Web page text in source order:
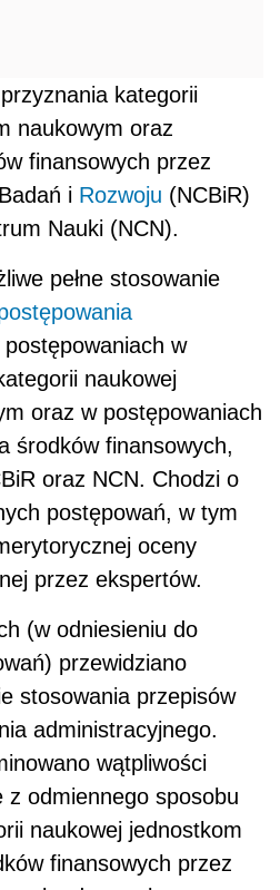
kategorii
naukowym oraz
finansowych przez
i Rozwoju (NCBiR)
Nauki (NCN).
pełne stosowanie
postępowaniach w
naukowej
oraz w postępowaniach
środków finansowych,
oraz NCN. Chodzi o
postępowań, w tym
oceny
przez ekspertów.
(w odniesieniu do
przewidziano
stosowania przepisów
administracyjnego.
wątpliwości
z odmiennego sposobu
naukowej jednostkom
finansowych przez